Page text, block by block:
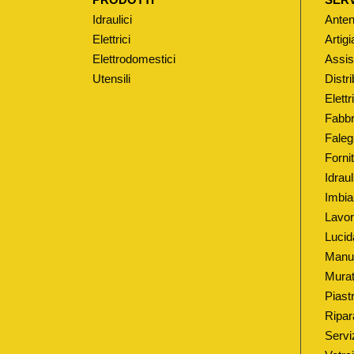
Idraulici
Elettrici
Elettrodomestici
Utensili